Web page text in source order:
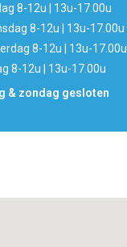
8-12u | 13u-17.00u
8-12u | 13u-17.00u
8-12u | 13u-17.00u
8-12u | 13u-17.00u
& zondag gesloten